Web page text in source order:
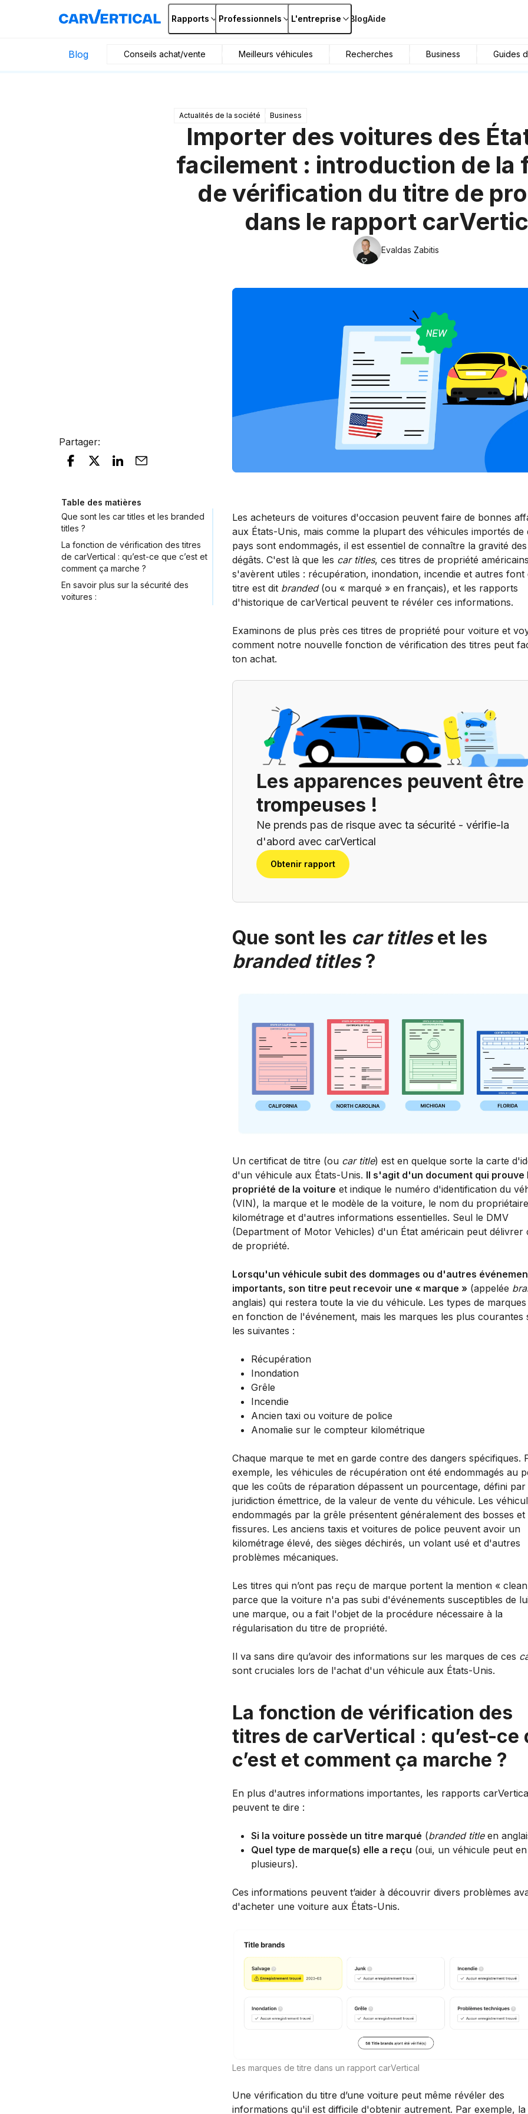
Rapports Professionnels L'entreprise BlogAide
Blog Conseils achat/vente Meilleurs véhicules Recherches Business Guides
Actualités de la société Business
Importer des voitures des
facilement : introduction de la
de vérification du titre de
dans le rapport
Evaldas Zabitis
Partager:
Table des matières
Que sont les car titles et les branded
titles ?
La fonction de vérification des titres
de carVertical : qu’est-ce que c’est et
comment ça marche ?
En savoir plus sur la sécurité des
voitures :
Les acheteurs de voitures d'occasion peuvent faire de bonnes
aux États-Unis, mais comme la plupart des véhicules importés de
pays sont endommagés, il est essentiel de connaître la gravité des
dégâts. C'est là que les car titles, ces titres de propriété
s'avèrent utiles : récupération, inondation, incendie et autres font
titre est dit branded(ou « marqué » en français), et les rapports
d'historique de carVertical peuvent te révéler ces informations.
Examinons de plus près ces titres de propriété pour voiture et
comment notre nouvelle fonction de vérification des titres peut
ton achat.
Les apparences peuvent être
trompeuses !
Ne prends pas de risque avec ta sécurité - vérifie-la
d'abord avec carVertical
Obtenir rapport
Que sont les car titleset les
branded titles?
Un certificat de titre (ou car title) est en quelque sorte la carte
d'un véhicule aux États-Unis. Il s'agit d'un document qui prouve
propriété de la voiture et indique le numéro d'identification du
(VIN), la marque et le modèle de la voiture, le nom du
kilométrage et d'autres informations essentielles. Seul le DMV
(Department of Motor Vehicles) d'un État américain peut délivrer
de propriété.
Lorsqu'un véhicule subit des dommages ou d'autres
importants, son titre peut recevoir une « marque » (appelée
anglais) qui restera toute la vie du véhicule. Les types de
en fonction de l'événement, mais les marques les plus courantes
les suivantes :
Récupération
Inondation
Grêle
Incendie
Ancien taxi ou voiture de police
Anomalie sur le compteur kilométrique
Chaque marque te met en garde contre des dangers spécifiques.
exemple, les véhicules de récupération ont été endommagés au
que les coûts de réparation dépassent un pourcentage, défini par
juridiction émettrice, de la valeur de vente du véhicule. Les
endommagés par la grêle présentent généralement des bosses et
fissures. Les anciens taxis et voitures de police peuvent avoir un
kilométrage élevé, des sièges déchirés, un volant usé et d'autres
problèmes mécaniques.
Les titres qui n’ont pas reçu de marque portent la mention «
parce que la voiture n'a pas subi d'événements susceptibles de
une marque, ou a fait l'objet de la procédure nécessaire à la
régularisation du titre de propriété.
Il va sans dire qu’avoir des informations sur les marques de ces
sont cruciales lors de l'achat d'un véhicule aux États-Unis.
La fonction de vérification des
titres de carVertical : qu’est-ce
c’est et comment ça marche ?
En plus d'autres informations importantes, les rapports
peuvent te dire :
Si la voiture possède un titre marqué (branded titleen
Quel type de marque(s) elle a reçu (oui, un véhicule peut
plusieurs).
Ces informations peuvent t’aider à découvrir divers problèmes
d'acheter une voiture aux États-Unis.
Les marques de titre dans un rapport carVertical
Une vérification du titre d’une voiture peut même révéler des
informations qu'il est difficile d'obtenir autrement. Par exemple, la